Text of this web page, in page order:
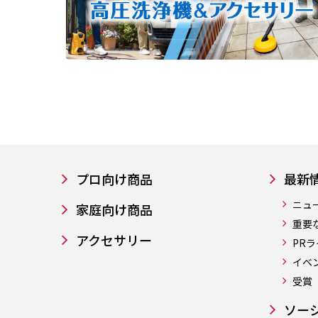
プロ向け商品
家庭向け商品
アクセサリー
最新
ニュ
重要
PR
イベ
受賞
ソー